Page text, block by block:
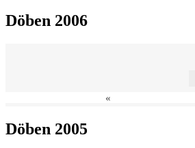
Döben 2006
«
Döben 2005